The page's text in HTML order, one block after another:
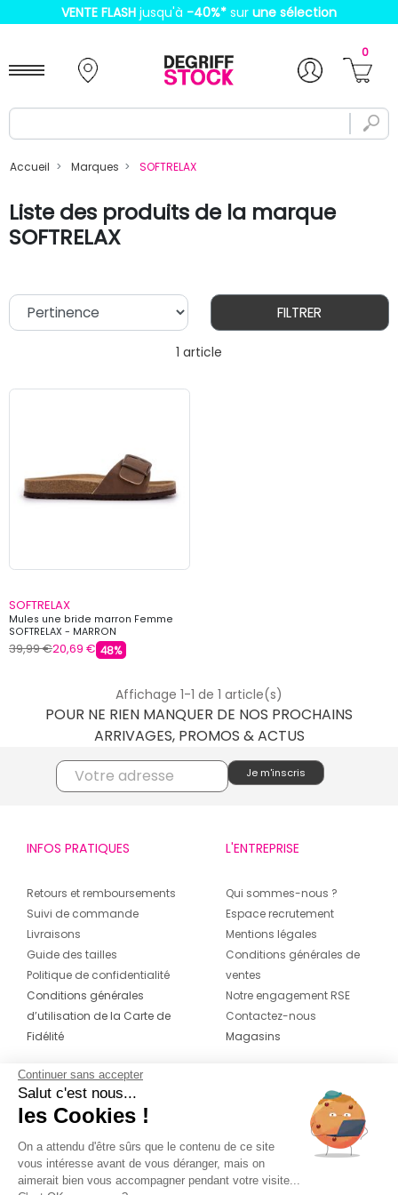
VENTE FLASH jusqu'à -40%* sur une sélection
0
Accueil Marques SOFTRELAX
Liste des produits de la marque
SOFTRELAX
1 article
FILTRER
SOFTRELAX
Mules une bride marron Femme
SOFTRELAX - MARRON
39,99 €20,69 € 48%
Affichage 1-1 de 1 article(s)
POUR NE RIEN MANQUER DE NOS PROCHAINS
ARRIVAGES, PROMOS & ACTUS
INFOS PRATIQUES
Retours et remboursements
Suivi de commande
Livraisons
Guide des tailles
Politique de confidentialité
Conditions générales
d’utilisation de la Carte de
Fidélité
L'ENTREPRISE
Qui sommes-nous ?
Espace recrutement
Mentions légales
Conditions générales de
ventes
Notre engagement RSE
Contactez-nous
Magasins
CONTACT
04 42 20 78 42
Du lundi au jeudi de 8h30 à 16h30 & le
vendredi de 8h30 à 15h30
Continuer sans accepter
Salut c'est nous...
les Cookies !
On a attendu d'être sûrs que le contenu de ce site
vous intéresse avant de vous déranger, mais on
aimerait bien vous accompagner pendant votre visite...